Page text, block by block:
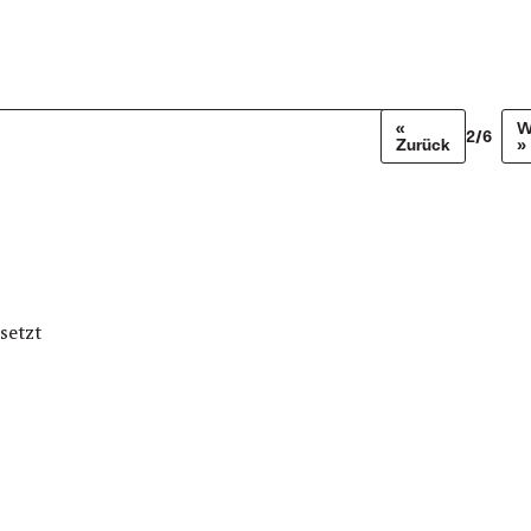
«
Zurück
2/6
»